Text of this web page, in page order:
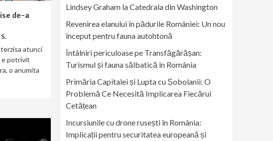
de-a
atunci
e potrivit
o anumita
Lindsey Graham la Catedrala din Washington
Revenirea elanului în pădurile României: Un nou
început pentru fauna autohtonă
Întâlniri periculoase pe Transfăgărășan:
Turismul și fauna sălbatică în România
Primăria Capitalei și Lupta cu Șobolanii: O
Problemă Ce Necesită Implicarea Fiecărui
Cetățean
Incursiunile cu drone rusești în România:
Implicații pentru securitatea europeană și